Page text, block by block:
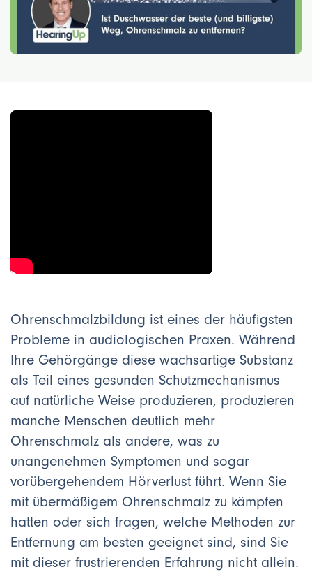
Ohrenschmalzbildung ist eines der häufigsten
Probleme in audiologischen Praxen. Während
Ihre Gehörgänge diese wachsartige Substanz
als Teil eines gesunden Schutzmechanismus
auf natürliche Weise produzieren, produzieren
manche Menschen deutlich mehr
Ohrenschmalz als andere, was zu
unangenehmen Symptomen und sogar
vorübergehendem Hörverlust führt. Wenn Sie
mit übermäßigem Ohrenschmalz zu kämpfen
hatten oder sich fragen, welche Methoden zur
Entfernung am besten geeignet sind, sind Sie
mit dieser frustrierenden Erfahrung nicht allein.